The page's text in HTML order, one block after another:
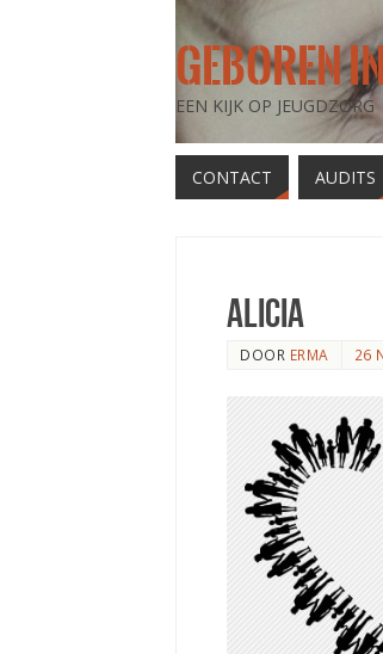
GEBOREN
EEN KIJK OP JEUGDZORG
CONTACT AUDITS
Alicia
DOOR ERMA 26